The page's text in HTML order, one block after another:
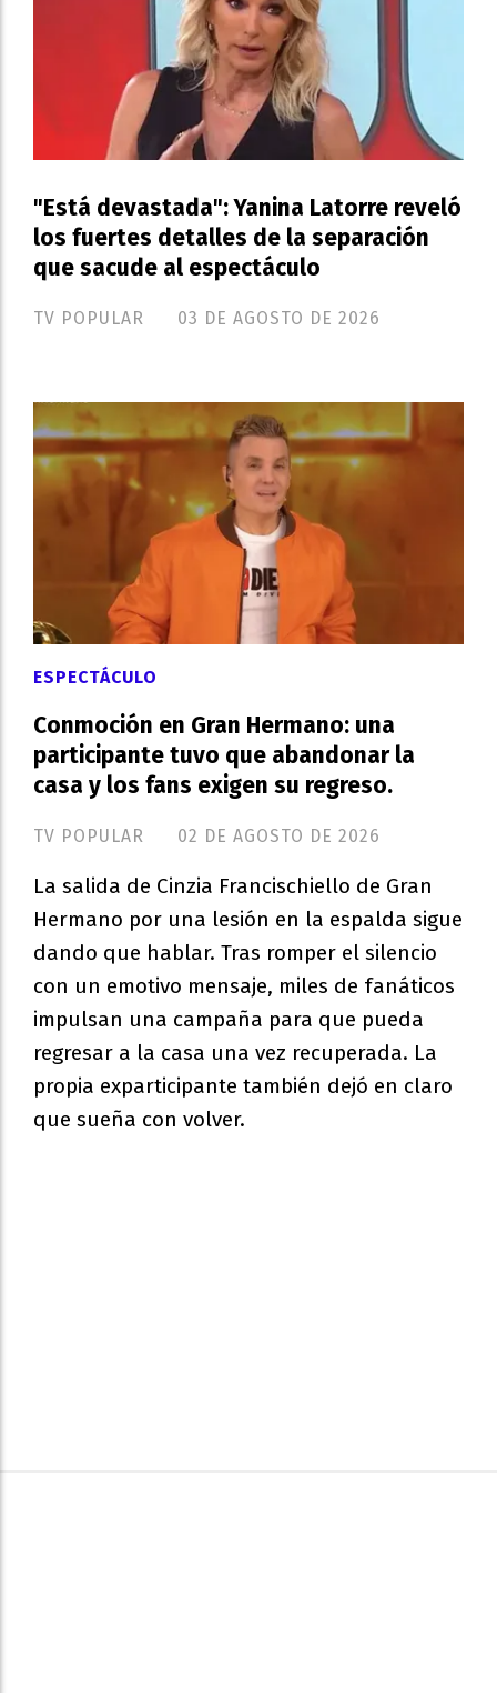
"Está devastada": Yanina Latorre reveló
los fuertes detalles de la separación
que sacude al espectáculo
TV POPULAR 03 DE AGOSTO DE 2026
Conmoción en Gran Hermano: una
participante tuvo que abandonar la
casa y los fans exigen su regreso.
TV POPULAR
ESPECTÁCULO
02 DE AGOSTO DE 2026
La salida de Cinzia Francischiello de Gran
Hermano por una lesión en la espalda sigue
dando que hablar. Tras romper el silencio
con un emotivo mensaje, miles de fanáticos
impulsan una campaña para que pueda
regresar a la casa una vez recuperada. La
propia exparticipante también dejó en claro
que sueña con volver.